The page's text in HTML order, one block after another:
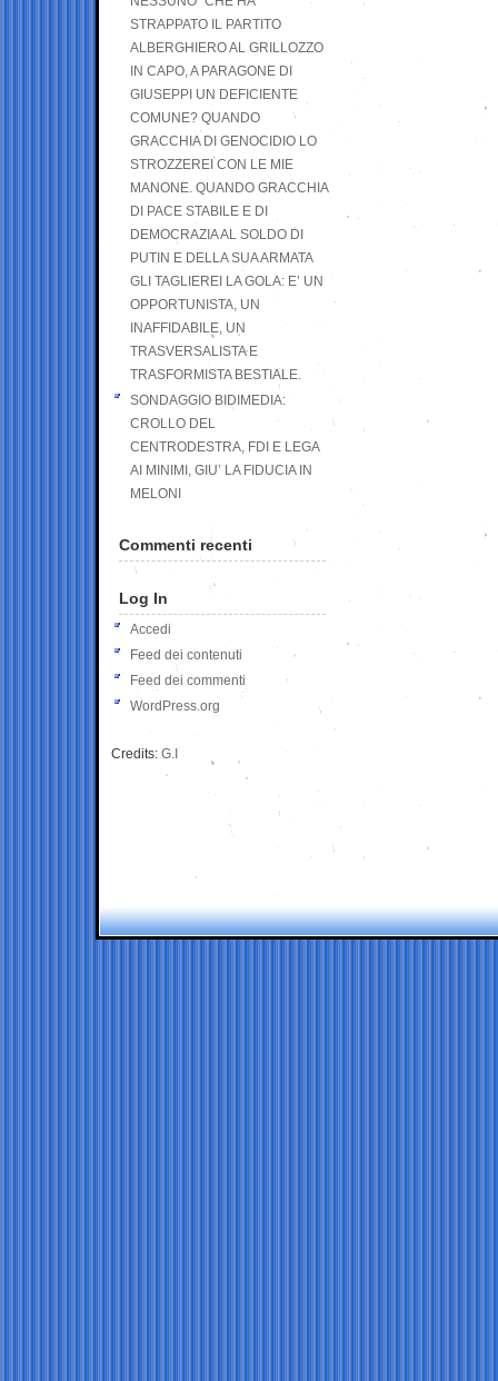
STRAPPATO IL PARTITO
ALBERGHIERO AL GRILLOZZO
IN CAPO, A PARAGONE DI
GIUSEPPI UN DEFICIENTE
COMUNE? QUANDO
GRACCHIA DI GENOCIDIO LO
STROZZEREI CON LE MIE
MANONE. QUANDO GRACCHIA
DI PACE STABILE E DI
DEMOCRAZIA AL SOLDO DI
PUTIN E DELLA SUA ARMATA
GLI TAGLIEREI LA GOLA: E’ UN
OPPORTUNISTA, UN
INAFFIDABILE, UN
TRASVERSALISTA E
TRASFORMISTA BESTIALE.
SONDAGGIO BIDIMEDIA:
CROLLO DEL
CENTRODESTRA, FDI E LEGA
AI MINIMI, GIU’ LA FIDUCIA IN
MELONI
Commenti recenti
Log In
Accedi
Feed dei contenuti
Feed dei commenti
WordPress.org
Credits: G.I